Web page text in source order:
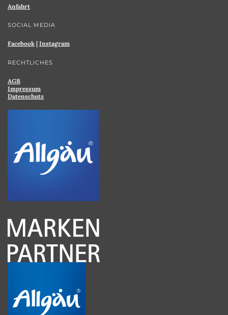
Anfahrt
SOCIAL MEDIA
Facebook | Instagram
RECHTLICHES
AGB
Impressum
Datenschutz